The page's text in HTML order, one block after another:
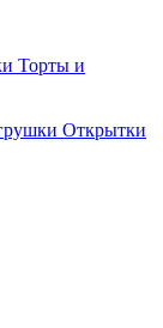
Торты и
Открытки